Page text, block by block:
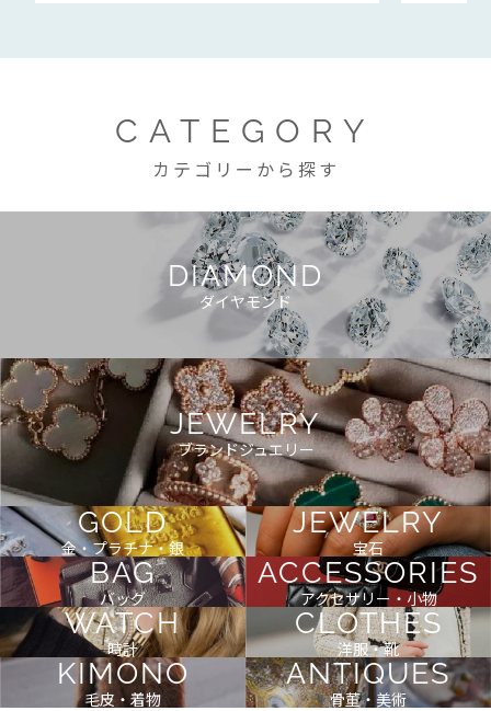
CATEGORY
カテゴリーから探す
DIAMOND
ダイヤモンド
JEWELRY
ブランドジュエリー
GOLD
金・プラチナ・銀
JEWELRY
宝石
BAG
バッグ
ACCESSORIES
アクセサリー・小物
WATCH
時計
CLOTHES
洋服・靴
KIMONO
毛皮・着物
ANTIQUES
骨董・美術